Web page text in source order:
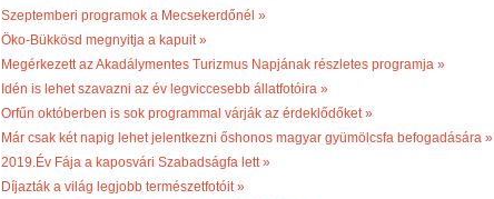
Szeptemberi programok a Mecsekerdőnél »
Öko-Bükkösd megnyitja a kapuit »
Megérkezett az Akadálymentes Turizmus Napjának részletes programja »
Idén is lehet szavazni az év legviccesebb állatfotóira »
Orfűn októberben is sok programmal várják az érdeklődőket »
Már csak két napig lehet jelentkezni őshonos magyar gyümölcsfa befogadására »
2019.Év Fája a kaposvári Szabadságfa lett »
Díjazták a világ legjobb természetfotóit »